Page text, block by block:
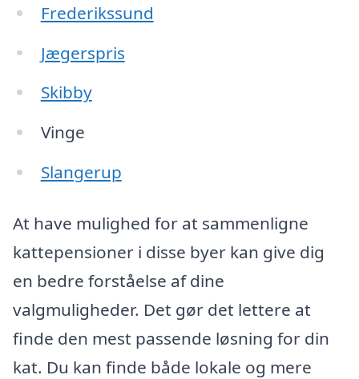
Frederikssund
Jægerspris
Skibby
Vinge
Slangerup
At have mulighed for at sammenligne
kattepensioner i disse byer kan give dig
en bedre forståelse af dine
valgmuligheder. Det gør det lettere at
finde den mest passende løsning for din
kat. Du kan finde både lokale og mere